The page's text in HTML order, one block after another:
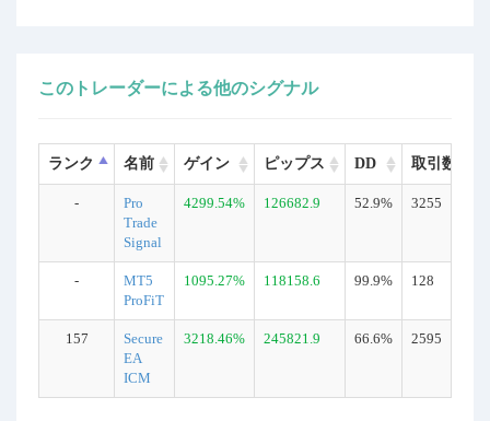
このトレーダーによる他のシグナル
ランク 名前 ゲイン ピップス DD 取引数
-
Pro
Trade
Signal
4299.54% 126682.9 52.9% 3255
-
MT5
ProFiT
1095.27% 118158.6 99.9% 128
157
Secure
EA
ICM
3218.46% 245821.9 66.6% 2595